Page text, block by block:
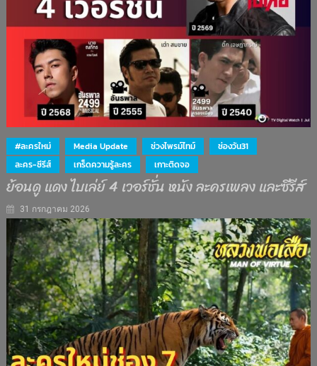
#ละครใหม่ Media Update ช่วงไพรม์ไทม์
ช่องวัน31
ละคร-ซีรีส์
เกร็ดความรู้ละคร เกาะติดจอ
ย้อนดู แดง ไบเล่ย์ 4 เวอร์ชั่น หนัง ละครเพลง และซีรีส์
31 กรกฎาคม 2026